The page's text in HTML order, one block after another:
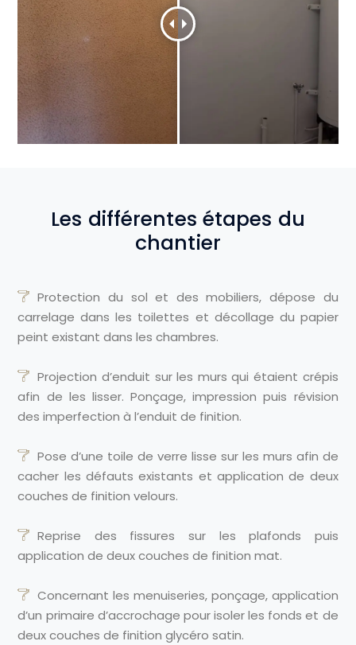
Les différentes étapes du
chantier
Protection du sol et des mobiliers, dépose du
carrelage dans les toilettes et décollage du papier
peint existant dans les chambres.
Projection d’enduit sur les murs qui étaient crépis
afin de les lisser. Ponçage, impression puis révision
des imperfection à l’enduit de finition.
Pose d’une toile de verre lisse sur les murs afin de
cacher les défauts existants et application de deux
couches de finition velours.
Reprise des fissures sur les plafonds puis
application de deux couches de finition mat.
Concernant les menuiseries, ponçage, application
d’un primaire d’accrochage pour isoler les fonds et de
deux couches de finition glycéro satin.